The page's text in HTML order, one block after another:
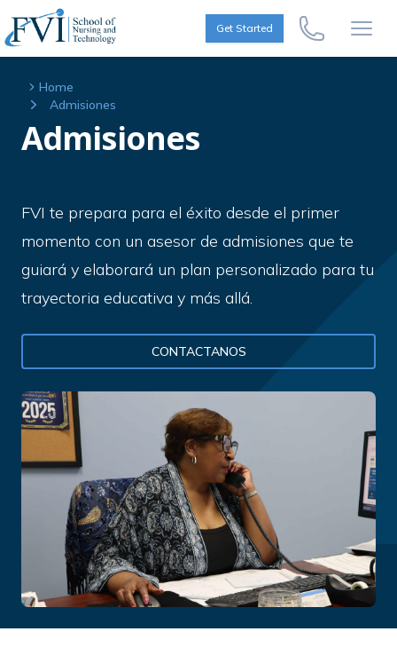
Skip to content
FVI School of Nursing
Get Started
Call Us Now
Home
Admisiones
Admisiones
FVI te prepara para el éxito desde el primer
momento con un asesor de admisiones que te
guiará y elaborará un plan personalizado para tu
trayectoria educativa y más allá.
CONTACTANOS